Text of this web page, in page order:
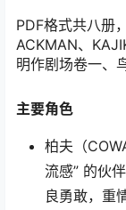
PDF格式共八册
ACKMAN、
明作剧场卷一、
主要角色
柏夫（
流感” 的伙
良勇敢，重